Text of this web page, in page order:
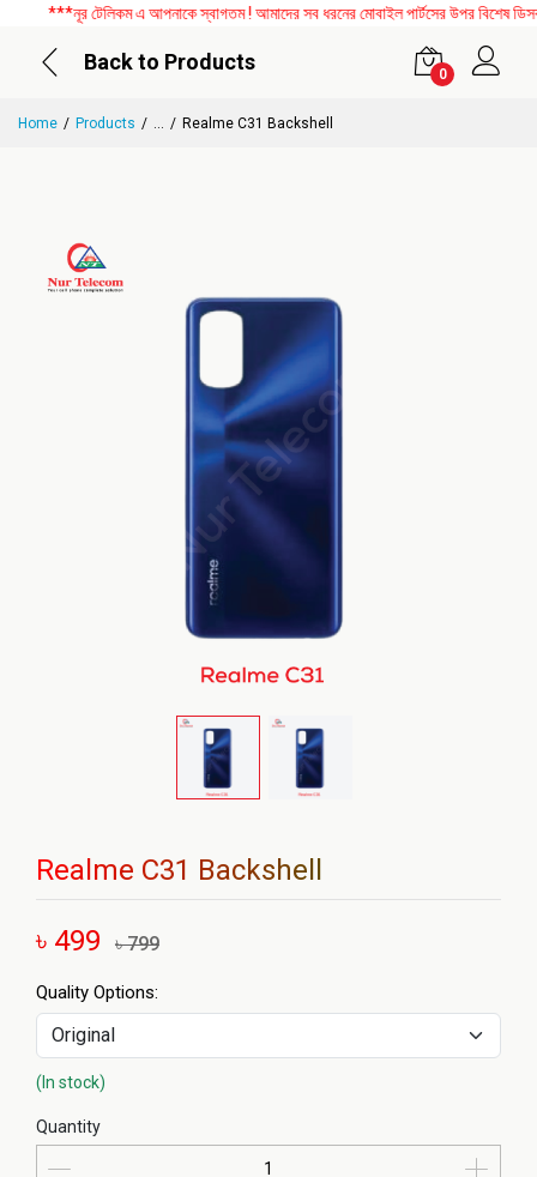
***নূর টেলিকম এ আপনাকে স্বাগতম ! আমাদের সব ধরনের মোবাইল পার্টসের উপর বিশেষ
Back to Products
0
Home Products ... Realme C31 Backshell
Realme C31 Backshell
৳ 499 ৳ 799
Quality Options:
(In stock)
Quantity